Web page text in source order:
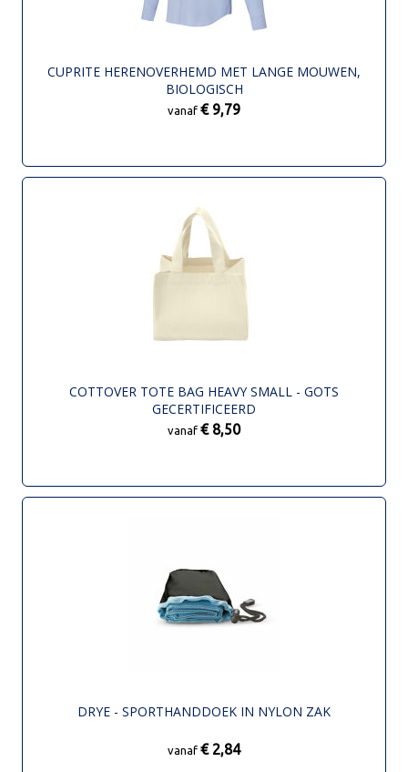
CUPRITE HERENOVERHEMD MET LANGE MOUWEN,
BIOLOGISCH
vanaf € 9,79
COTTOVER TOTE BAG HEAVY SMALL - GOTS
GECERTIFICEERD
vanaf € 8,50
DRYE - SPORTHANDDOEK IN NYLON ZAK
vanaf € 2,84